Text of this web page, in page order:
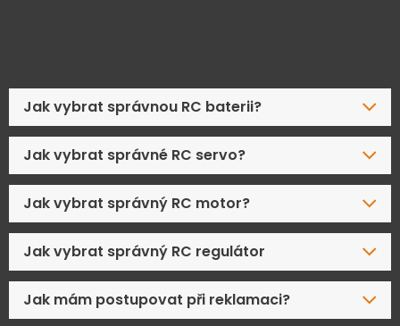
Jak vybrat správnou RC baterii?
Jak vybrat správné RC servo?
Jak vybrat správný RC motor?
Jak vybrat správný RC regulátor
Jak mám postupovat při reklamaci?